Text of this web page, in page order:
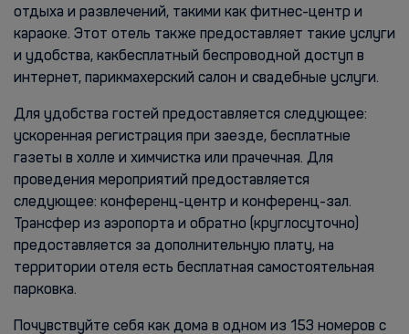
отдыха и развлечений, такими как фитнес-центр и
караоке. Этот отель также предоставляет такие услуги
и удобства, какбесплатный беспроводной доступ в
интернет, парикмахерский салон и свадебные услуги.
Для удобства гостей предоставляется следующее:
ускоренная регистрация при заезде, бесплатные
газеты в холле и химчистка или прачечная. Для
проведения мероприятий предоставляется
следующее: конференц-центр и конференц-зал.
Трансфер из аэропорта и обратно (круглосуточно)
предоставляется за дополнительную плату, на
территории отеля есть бесплатная самостоятельная
парковка.
Почувствуйте себя как дома в одном из 153 номеров с